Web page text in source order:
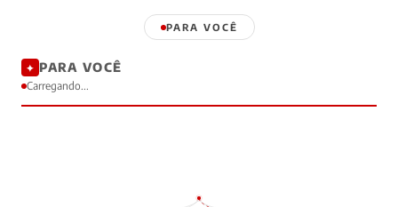
PARA VOCÊ
✦ PARA VOCÊ
Carregando...